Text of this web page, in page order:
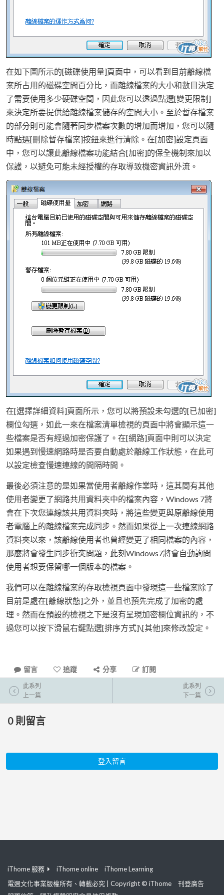
在如下圖所示的[磁碟使用量]頁面中，可以看到目前離線檔
案所占用的磁碟空間百分比，而離線檔案的大小和數目決定
了需要使用多少硬碟空間，因此您可以透過點選[變更限制]
來決定所要提供給離線檔案儲存的空間大小。至於暫存檔案
的部分則可能會隨著同步檔案次數的增加而增加，您可以隨
時點選[刪除暫存檔案]按鈕來進行清除。在[加密]設定頁面
中，您可以讓此離線檔案功能結合[加密]的保全機制來加以
保護，以避免可能未經授權的存取導致機密資訊外流。
在[選擇詳細資料]頁面所示，您可以將預設未勾選的[已加密]
欄位勾選，如此一來在檔案清單檢視的頁面中將會顯示這一
些檔案是否有經過加密保護了。在[網路]頁面中則可以決定
如果遇到慢速網路時是否要自動處於離線工作狀態，在此可
以設定檢查慢速連線的間隔時間。
最後必須注意的是如果當使用者離線作業時，這其間有其他
使用者變更了網路共用資料夾中的檔案內容，Windows 7將
會在下次您連線該共用資料夾時，將這些變更與原離線使用
者電腦上的離線檔案完成同步。然而如果從上一次連線網路
資料夾以來，該離線使用者也曾經變更了相同檔案的內容，
那麼將會發生同步衝突問題，此刻Windows7將會自動詢問
使用者想要保留哪一個版本的檔案。
我們可以在離線檔案的存取檢視頁面中發現這一些檔案除了
目前是處在[離線狀態]之外，並且也預先完成了加密的處
理。然而在預設的檢視之下是沒有呈現加密欄位資訊的，不
過您可以按下滑鼠右鍵點選[排序方式]\[其他]來修改設定。
留言 追蹤 分享 訂閱
此系列
上一篇
此系列
下一篇
0 則留言
登入留言
iThome 服務 iThome online
iThome Learning
電週文化事業版權所有、轉載必究 | Copyright © iThome
刊登廣告